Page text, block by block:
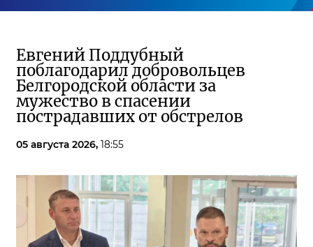
Евгений Поддубный
поблагодарил добровольцев
Белгородской области за
мужество в спасении
пострадавших от обстрелов
05 августа 2026, 18:55